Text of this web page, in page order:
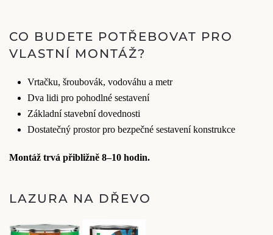
CO BUDETE POTŘEBOVAT PRO
VLASTNÍ MONTÁŽ?
Vrtačku, šroubovák, vodováhu a metr
Dva lidi pro pohodlné sestavení
Základní stavební dovednosti
Dostatečný prostor pro bezpečné sestavení konstrukce
Montáž trvá přibližně 8–10 hodin.
LAZURA NA DŘEVO